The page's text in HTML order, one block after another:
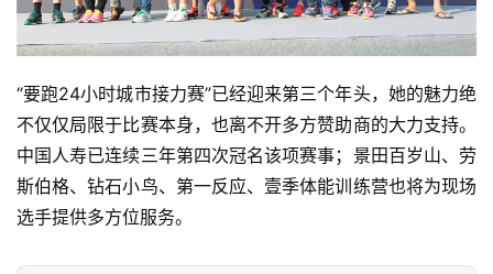
“要跑24小时城市接力赛”已经迎来第三个年头，她的魅力绝
不仅仅局限于比赛本身，也离不开多方赞助商的大力支持。
中国人寿已连续三年第四次冠名该项赛事；景田百岁山、劳
斯伯格、钻石小鸟、第一反应、壹季体能训练营也将为现场
选手提供多方位服务。